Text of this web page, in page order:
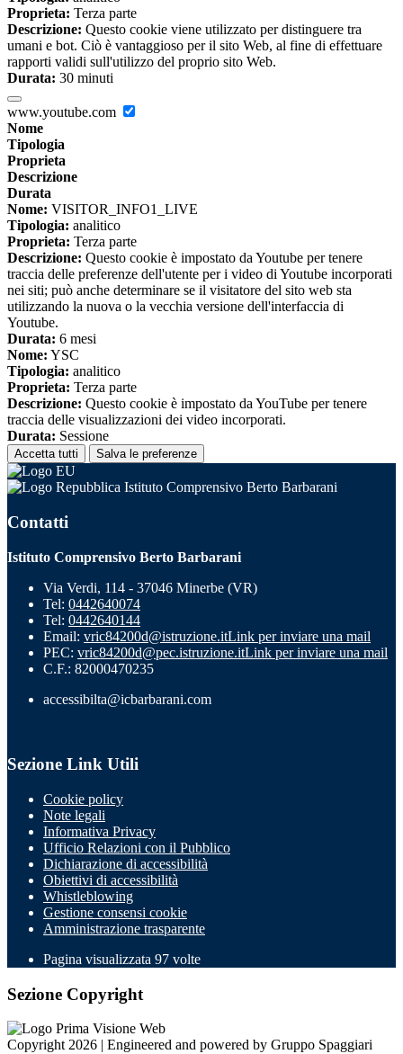
Proprieta: Terza parte
Descrizione: Questo cookie viene utilizzato per distinguere tra
umani e bot. Ciò è vantaggioso per il sito Web, al fine di effettuare
rapporti validi sull'utilizzo del proprio sito Web.
Durata: 30 minuti
www.youtube.com
Nome
Tipologia
Proprieta
Descrizione
Durata
Nome: VISITOR_INFO1_LIVE
Tipologia: analitico
Proprieta: Terza parte
Descrizione: Questo cookie è impostato da Youtube per tenere
traccia delle preferenze dell'utente per i video di Youtube incorporati
nei siti; può anche determinare se il visitatore del sito web sta
utilizzando la nuova o la vecchia versione dell'interfaccia di
Youtube.
Durata: 6 mesi
Nome: YSC
Tipologia: analitico
Proprieta: Terza parte
Descrizione: Questo cookie è impostato da YouTube per tenere
traccia delle visualizzazioni dei video incorporati.
Durata: Sessione
Accetta tutti Salva le preferenze
Istituto Comprensivo Berto Barbarani
Contatti
Istituto Comprensivo Berto Barbarani
Via Verdi, 114 - 37046 Minerbe (VR)
Tel: 0442640074
Tel: 0442640144
Email: vric84200d@istruzione.itLink per inviare una mail
PEC: vric84200d@pec.istruzione.itLink per inviare una mail
C.F.: 82000470235
accessibilta@icbarbarani.com
Sezione Link Utili
Cookie policy
Note legali
Informativa Privacy
Ufficio Relazioni con il Pubblico
Dichiarazione di accessibilità
Obiettivi di accessibilità
Whistleblowing
Gestione consensi cookie
Amministrazione trasparente
Pagina visualizzata 97 volte
Sezione Copyright
Copyright 2026 | Engineered and powered by Gruppo Spaggiari